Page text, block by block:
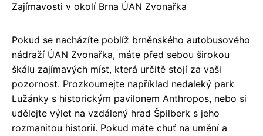
Zajímavosti v okolí Brna ÚAN Zvonařka
Pokud se nacházíte poblíž brněnského autobusového
nádraží ÚAN Zvonařka, máte před sebou širokou
škálu zajímavých míst, která určitě stojí za vaši
pozornost. Prozkoumejte například nedaleký park
Lužánky s historickým pavilonem Anthropos, nebo si
udělejte výlet na vzdálený hrad Špilberk s jeho
rozmanitou historií. Pokud máte chuť na umění a